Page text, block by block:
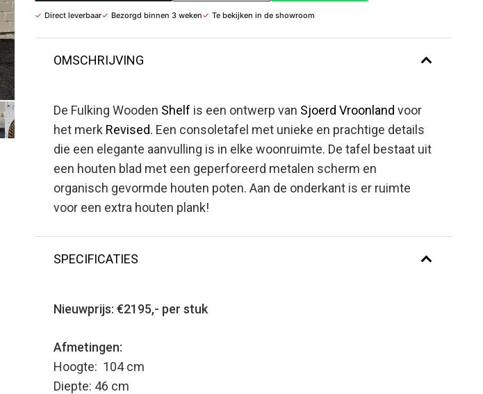
✓ Direct leverbaar✓ Bezorgd binnen 3 weken✓ Te bekijken in de showroom
OMSCHRIJVING
De Fulking Wooden Shelf is een ontwerp van Sjoerd Vroonland voor
het merk Revised. Een consoletafel met unieke en prachtige details
die een elegante aanvulling is in elke woonruimte. De tafel bestaat uit
een houten blad met een geperforeerd metalen scherm en
organisch gevormde houten poten. Aan de onderkant is er ruimte
voor een extra houten plank!
SPECIFICATIES
Nieuwprijs: €2195,- per stuk
Afmetingen:
Hoogte: 104 cm
Diepte: 46 cm